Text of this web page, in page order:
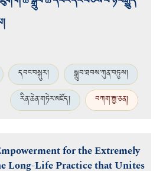
དབང་བསྐུར།
སྒྲུབ་ཐབས་ཀུན་བཏུས།
རིན་ཆེན་གཏེར་མཛོད།
བཀག་རྒྱ་ཅན།
for the Extremely
Long-Life Practice that Unites